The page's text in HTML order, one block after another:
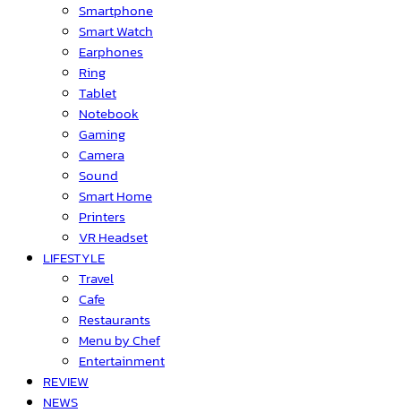
Smartphone
Smart Watch
Earphones
Ring
Tablet
Notebook
Gaming
Camera
Sound
Smart Home
Printers
VR Headset
LIFESTYLE
Travel
Cafe
Restaurants
Menu by Chef
Entertainment
REVIEW
NEWS